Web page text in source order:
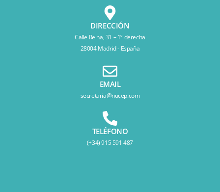
DIRECCIÓN
Calle Reina, 31 – 1º derecha
28004 Madrid - España
EMAIL
secretaria@nucep.com
TELÉFONO
(+34) 915 591 487